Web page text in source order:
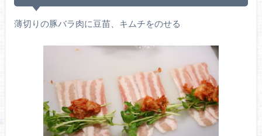
薄切りの豚バラ肉に豆苗、キムチをのせる